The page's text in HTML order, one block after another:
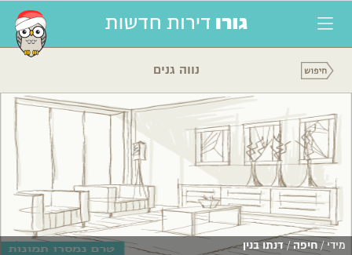
נווה גנים
מידי /חיפה/דנתו בנין